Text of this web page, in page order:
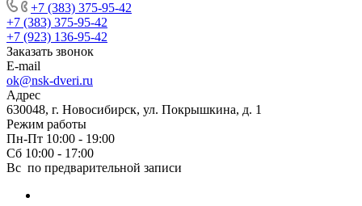
+7 (383) 375-95-42
+7 (383) 375-95-42
+7 (923) 136-95-42
Заказать звонок
E-mail
ok@nsk-dveri.ru
Адрес
630048, г. Новосибирск, ул. Покрышкина, д. 1
Режим работы
Пн-Пт 10:00 - 19:00
Сб 10:00 - 17:00
Вс по предварительной записи